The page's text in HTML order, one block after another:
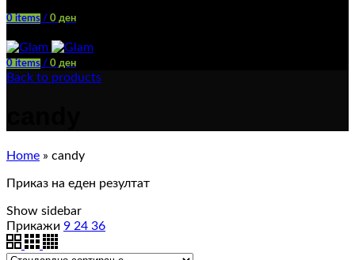
0 items / 0 ден
0 items / 0 ден
Back to products
Home » candy
Приказ на еден резултат
Show sidebar
Прикажи 9 24 36